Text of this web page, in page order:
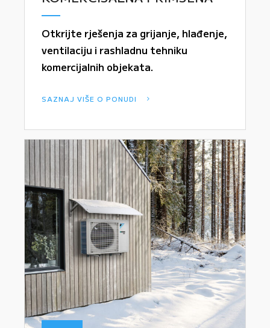
Otkrijte rješenja za grijanje, hlađenje,
ventilaciju i rashladnu tehniku
komercijalnih objekata.
SAZNAJ VIŠE O PONUDI